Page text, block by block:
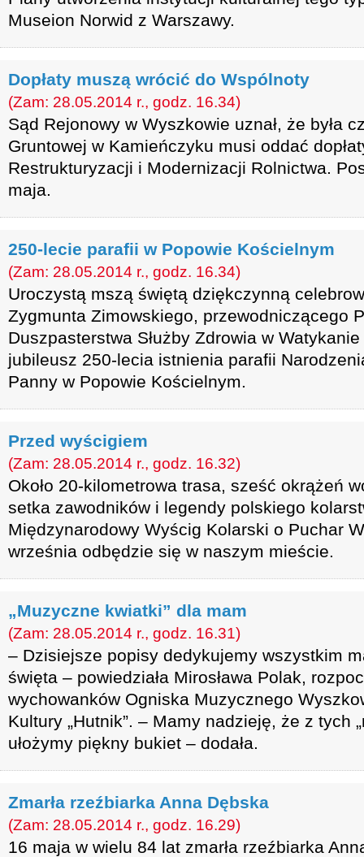
Museion Norwid z Warszawy.
Dopłaty muszą wrócić do Wspólnoty
(Zam: 28.05.2014 r., godz. 16.34)
Sąd Rejonowy w Wyszkowie uznał, że była
Gruntowej w Kamieńczyku musi oddać
Restrukturyzacji i Modernizacji Rolnictwa.
maja.
250-lecie parafii w Popowie Kościelnym
(Zam: 28.05.2014 r., godz. 16.34)
Uroczystą mszą świętą dziękczynną
Zygmunta Zimowskiego, przewodniczącego
Duszpasterstwa Służby Zdrowia w
jubileusz 250-lecia istnienia parafii
Panny w Popowie Kościelnym.
Przed wyścigiem
(Zam: 28.05.2014 r., godz. 16.32)
Około 20-kilometrowa trasa, sześć okrążeń
setka zawodników i legendy polskiego
Międzynarodowy Wyścig Kolarski o Puchar
września odbędzie się w naszym mieście.
„Muzyczne kwiatki” dla mam
(Zam: 28.05.2014 r., godz. 16.31)
– Dzisiejsze popisy dedykujemy wszystkim
święta – powiedziała Mirosława Polak,
wychowanków Ogniska Muzycznego
Kultury „Hutnik”. – Mamy nadzieję, że z tych
ułożymy piękny bukiet – dodała.
Zmarła rzeźbiarka Anna Dębska
(Zam: 28.05.2014 r., godz. 16.29)
16 maja w wielu 84 lat zmarła rzeźbiarka